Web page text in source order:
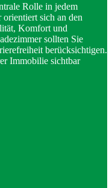
Rolle in jedem
sich an den
Komfort und
sollten Sie
berücksichtigen.
Immobilie sichtbar